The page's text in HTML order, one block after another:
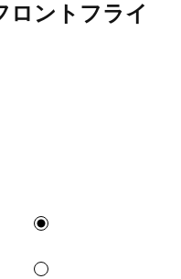
ロントフライ